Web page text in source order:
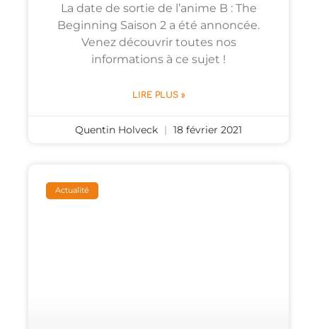
La date de sortie de l’anime B : The
Beginning Saison 2 a été annoncée.
Venez découvrir toutes nos
informations à ce sujet !
LIRE PLUS »
Quentin Holveck 18 février 2021
Actualité